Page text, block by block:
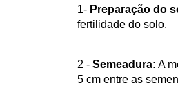
1- Preparação do
fertilidade do solo.
2 - Semeadura: A
5 cm entre as